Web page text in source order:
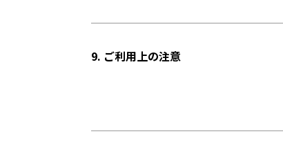
9. ご利用上の注意